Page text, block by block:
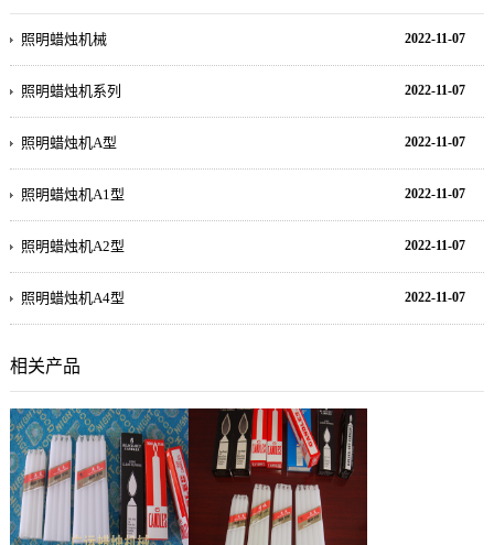
2022-11-07
照明蜡烛机械
2022-11-07
照明蜡烛机系列
2022-11-07
照明蜡烛机A型
2022-11-07
照明蜡烛机A1型
2022-11-07
照明蜡烛机A2型
2022-11-07
照明蜡烛机A4型
相关产品